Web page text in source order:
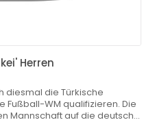
Herren
diesmal die Türkische
Fußball-WM qualifizieren. Die
Mannschaft auf die deutsche